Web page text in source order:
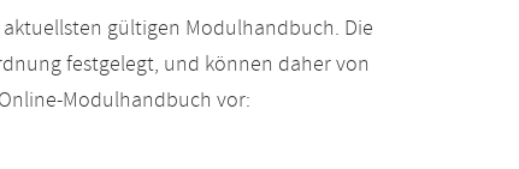
gültigen Modulhandbuch. Die
festgelegt, und können daher von
Modulhandbuch vor: